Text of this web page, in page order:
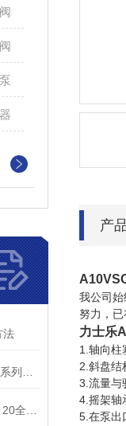
法
产
我公司
努力，
力士乐
1.轴向柱
2.斜盘结
3.流量与
4.摇架轴
5.在泵出